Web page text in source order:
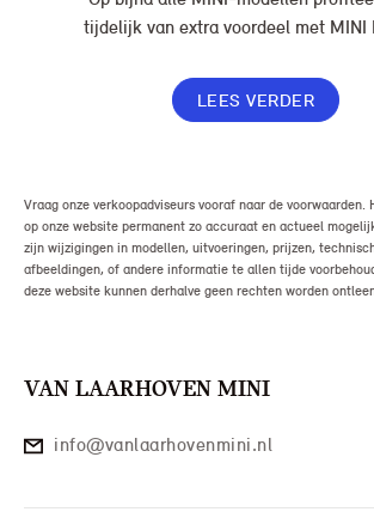
tijdelijk van extra voordeel met MINI
maand, in plaats van € 449.
uitvoering kan jouw voordeel nog verder
LEES VERDER
Vraag onze verkoopadviseurs vooraf naar de
op onze website permanent zo accuraat en actueel
zijn wijzigingen in modellen, uitvoeringen, prijzen,
afbeeldingen, of andere informatie te allen tijde
deze website kunnen derhalve geen rechten worden
VAN LAARHOVEN MINI
info@vanlaarhovenmini.nl